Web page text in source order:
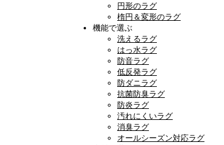
円形のラグ
楕円＆変形のラグ
機能で選ぶ
洗えるラグ
はっ水ラグ
防音ラグ
低反発ラグ
防ダニラグ
抗菌防臭ラグ
防炎ラグ
汚れにくいラグ
消臭ラグ
オールシーズン対応ラグ